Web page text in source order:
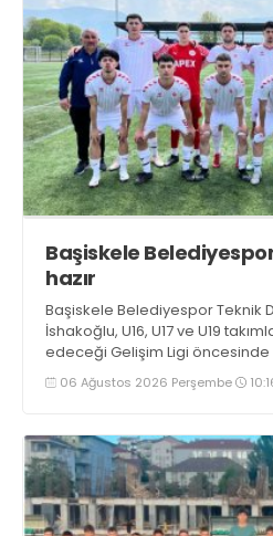
Başiskele
hazır
Başiskele Belediyespor Teknik
İshakoğlu, U16, U17 ve U19
edeceği Gelişim Ligi
Genç oyuncuların gelişimine
hedeflerinin sadece sonuç
06 Ağustos 2026 Perşembe